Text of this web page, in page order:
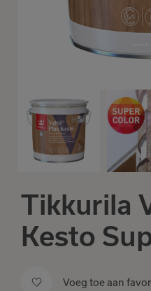
Tikkurila
Kesto
Voeg toe aan